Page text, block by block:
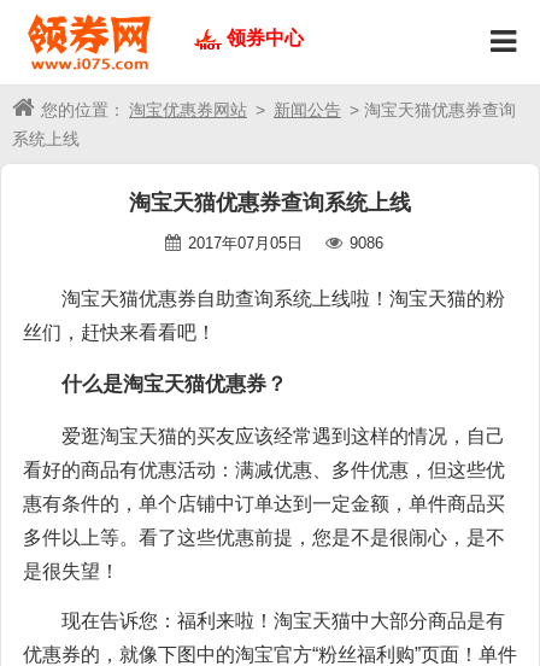
领券中心
您的位置： 淘宝优惠券网站 > 新闻公告 > 淘宝天猫优惠券查询
系统上线
淘宝天猫优惠券查询系统上线
2017年07月05日 9086
淘宝天猫优惠券自助查询系统上线啦！淘宝天猫的粉
丝们，赶快来看看吧！
什么是淘宝天猫优惠券？
爱逛淘宝天猫的买友应该经常遇到这样的情况，自己
看好的商品有优惠活动：满减优惠、多件优惠，但这些优
惠有条件的，单个店铺中订单达到一定金额，单件商品买
多件以上等。看了这些优惠前提，您是不是很闹心，是不
是很失望！
现在告诉您：福利来啦！淘宝天猫中大部分商品是有
优惠券的，就像下图中的淘宝官方“粉丝福利购”页面！单件